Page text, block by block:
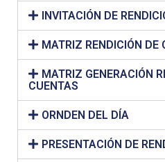
INVITACIÓN DE
MATRIZ RENDICIÓN DE
MATRIZ GENERACIÓN
CUENTAS
ORNDEN DEL DÍA
PRESENTACIÓN DE